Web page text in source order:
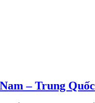
– Trung Quốc